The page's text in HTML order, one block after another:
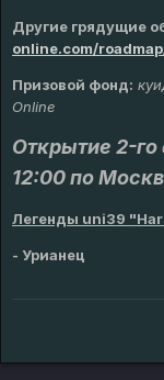
Другие грядущие
online.com/
Призовой фонд:
Online
Открытие 2-го
12:00 по
Легенды uni39
- Урианец